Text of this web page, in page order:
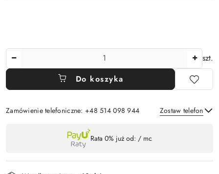
szt.
Do koszyka
Zamówienie telefoniczne: +48 514 098 944 Zostaw telefon
płatność
Rata 0% już od: / mc